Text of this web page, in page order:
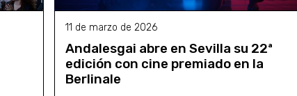
11 de marzo de 2026
Andalesgai abre en Sevilla su 22ª
edición con cine premiado en la
Berlinale